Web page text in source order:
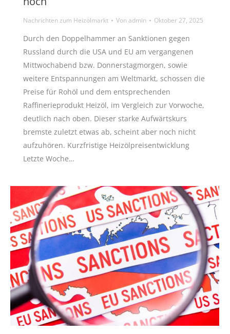
Nachrichten zum Heizölmarkt Vonadmin Oktober 27, 2025
Durch den Doppelhammer an Sanktionen gegen
Russland durch die USA und EU am vergangenen
Mittwochabend bzw. Donnerstagmorgen, sowie
weitere Entspannungen am Weltmarkt, schossen die
Preise für Rohöl und dem entsprechenden
Raffinerieprodukt Heizöl, im Vergleich zur Vorwoche,
deutlich nach oben. Dieser starke Aufwärtskurs
bremste zuletzt etwas ab, scheint aber noch nicht
aufzuhören. Kurzfristige Heizölpreisentwicklung
Letzte Woche…